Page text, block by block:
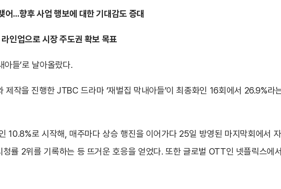
어…향후 사업 행보에 대한 기대감도 증대
인업으로 시장 주도권 확보 목표
들’로 날아올랐다.
작을 진행한 JTBC 드라마 ‘재벌집 막내아들’이 최종화인 16회에서 26.9%라
10.8%로 시작해, 매주마다 상승 행진을 이어가다 25일 방영된 마지막회에서
률 2위를 기록하는 등 뜨거운 호응을 얻었다. 또한 글로벌 OTT인 넷플릭스에